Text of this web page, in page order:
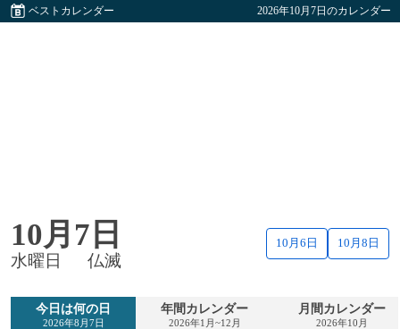
ベストカレンダー 2026年10月7日のカレンダー
10月7日
水曜日 仏滅
10月6日 10月8日
今日は何の日
2026年8月7日
年間カレンダー
2026年1月~12月
月間カレンダー
2026年10月